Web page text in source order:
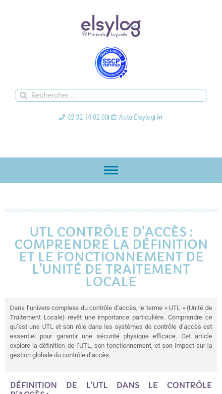
02 32 14 02 00 Actu Elsylog
UTL CONTRÔLE D’ACCÈS :
COMPRENDRE LA DÉFINITION
ET LE FONCTIONNEMENT DE
L’UNITÉ DE TRAITEMENT
LOCALE
Dans l’univers complexe du contrôle d’accès, le terme « UTL » (Unité de
Traitement Locale) revêt une importance particulière. Comprendre ce
qu’est une UTL et son rôle dans les systèmes de contrôle d’accès est
essentiel pour garantir une sécurité physique efficace. Cet article
explore la définition de l’UTL, son fonctionnement, et son impact sur la
gestion globale du contrôle d’accès.
DÉFINITION DE L’UTL DANS LE CONTRÔLE